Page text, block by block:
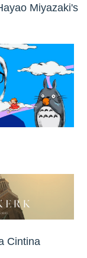
Miyazaki's
Cintina